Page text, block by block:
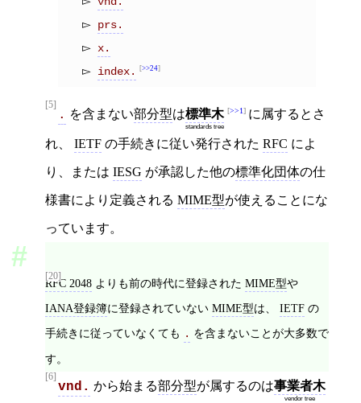
prs.
x.
index.
>>24
[5]
. を含まない部分型は標準木
standards tree
>>1 に属するとさ
れ、 IETF の手続きに従い発行された RFC によ
り、または IESG が承認した他の標準化団体の仕
様書により定義される MIME型が使えることにな
っています。
[20]
RFC 2048 よりも前の時代に登録された MIME型や
IANA登録簿に登録されていない MIME型は、 IETF の
手続きに従っていなくても . を含まないことが大多数で
す。
[6]
vnd. から始まる部分型が属するのは事業者木
vendor tree